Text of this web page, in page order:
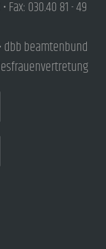
Fax: 030.40 81 - 49
dbb beamtenbund